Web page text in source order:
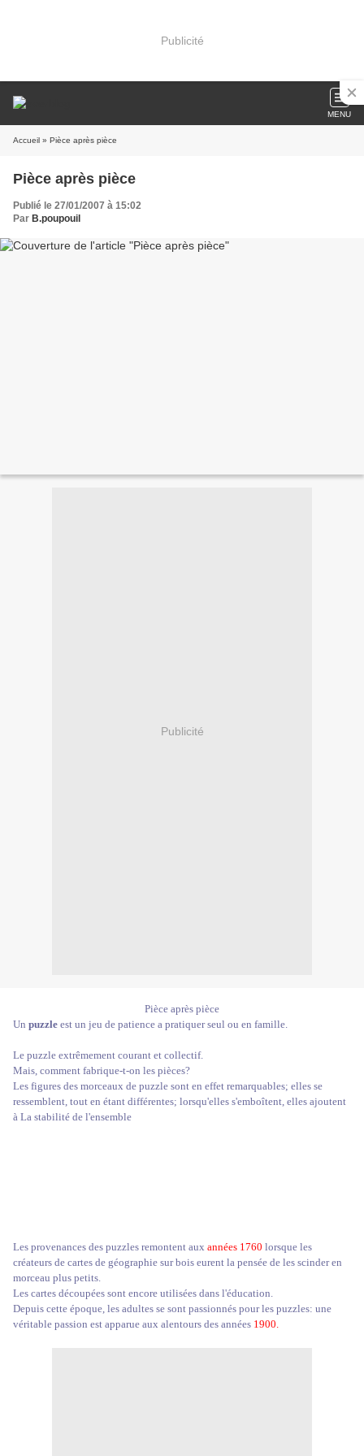
Publicité
MENU
Accueil » Pièce après pièce
Pièce après pièce
Publié le 27/01/2007 à 15:02
Par B.poupouil
Publicité
Pièce après pièce
Un puzzle est un jeu de patience a pratiquer seul ou en famille.
Le puzzle extrêmement courant et collectif.
Mais, comment fabrique-t-on les pièces?
Les figures des morceaux de puzzle sont en effet remarquables; elles se
ressemblent, tout en étant différentes; lorsqu'elles s'emboîtent, elles ajoutent
à La stabilité de l'ensemble
Les provenances des puzzles remontent aux années 1760 lorsque les
créateurs de cartes de géographie sur bois eurent la pensée de les scinder en
morceau plus petits.
Les cartes découpées sont encore utilisées dans l'éducation.
Depuis cette époque, les adultes se sont passionnés pour les puzzles: une
véritable passion est apparue aux alentours des années 1900.